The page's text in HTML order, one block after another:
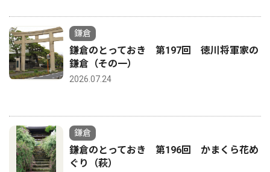
鎌倉
鎌倉のとっておき 第197回 徳川将軍家の
鎌倉（その一）
2026.07.24
鎌倉
鎌倉のとっておき 第196回 かまくら花め
ぐり（萩）